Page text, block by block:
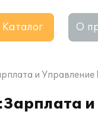
Каталог О
и